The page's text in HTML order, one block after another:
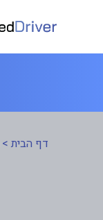
דף הבית >